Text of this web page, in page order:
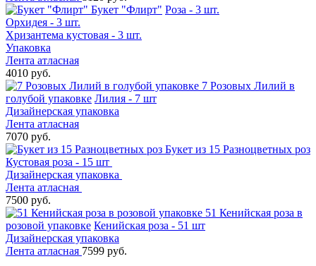
Букет "Флирт" Роза - 3 шт.
Орхидея - 3 шт.
Хризантема кустовая - 3 шт.
Упаковка
Лента атласная
4010 руб.
7 Розовых Лилий в
голубой упаковке Лилия - 7 шт
Дизайнерская упаковка
Лента атласная
7070 руб.
Букет из 15 Разноцветных роз
Кустовая роза - 15 шт
Дизайнерская упаковка
Лента атласная
7500 руб.
51 Кенийская роза в
розовой упаковке Кенийская роза - 51 шт
Дизайнерская упаковка
Лента атласная 7599 руб.